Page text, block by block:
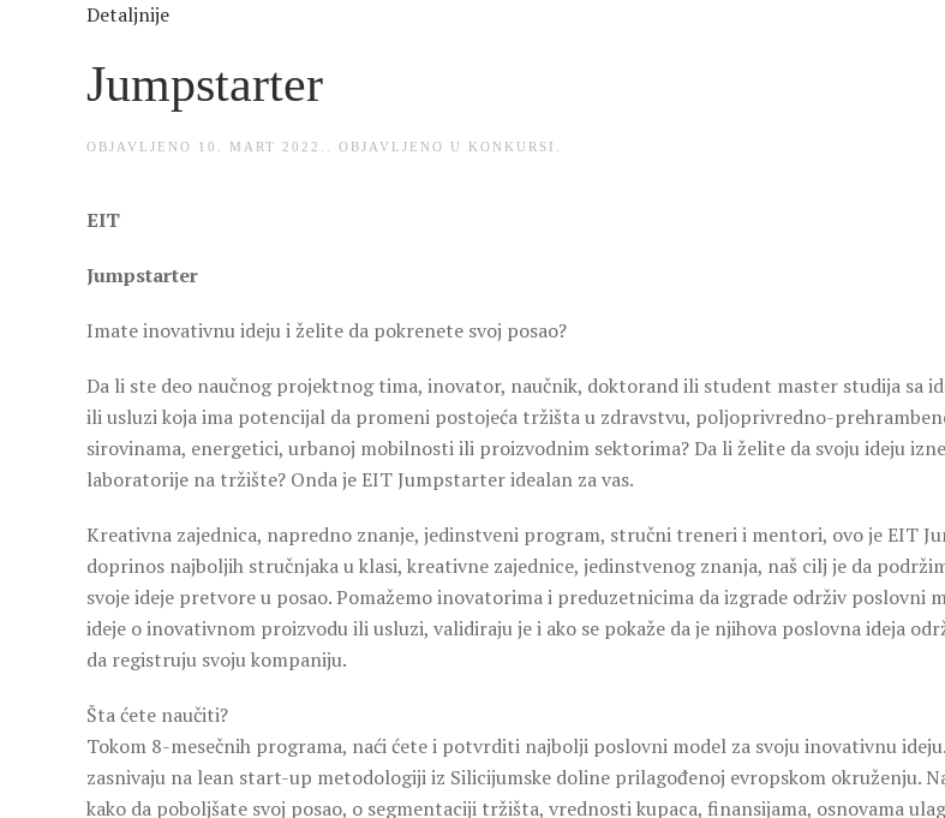
Detaljnije
Jumpstarter
OBJAVLJENO 10. MART 2022. . OBJAVLJENO U KONKURSI
EIT
Jumpstarter
Imate inovativnu ideju i želite da pokrenete svoj posao?
Da li ste deo naučnog projektnog tima, inovator, naučnik, doktorand ili student master studija sa
ili usluzi koja ima potencijal da promeni postojeća tržišta u zdravstvu, poljoprivredno-
sirovinama, energetici, urbanoj mobilnosti ili proizvodnim sektorima? Da li želite da svoju ideju
laboratorije na tržište? Onda je EIT Jumpstarter idealan za vas.
Kreativna zajednica, napredno znanje, jedinstveni program, stručni treneri i mentori, ovo je EIT
doprinos najboljih stručnjaka u klasi, kreativne zajednice, jedinstvenog znanja, naš cilj je da
svoje ideje pretvore u posao. Pomažemo inovatorima i preduzetnicima da izgrade održiv poslovni
ideje o inovativnom proizvodu ili usluzi, validiraju je i ako se pokaže da je njihova poslovna ideja
da registruju svoju kompaniju.
Šta ćete naučiti?
Tokom 8-mesečnih programa, naći ćete i potvrditi najbolji poslovni model za svoju inovativnu
zasnivaju na lean start-up metodologiji iz Silicijumske doline prilagođenoj evropskom okruženju.
kako da poboljšate svoj posao, o segmentaciji tržišta, vrednosti kupaca, finansijama, osnovama